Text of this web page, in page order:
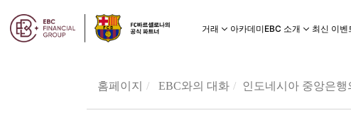
거래 아카데미EBC 소개 최신 이벤
홈페이지 EBC와의 대화 인도네시아 중앙은행